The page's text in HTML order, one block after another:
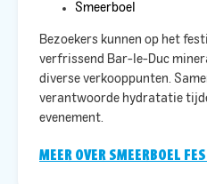
Smeerboel
Bezoekers kunnen op het
verfrissend Bar-le-Duc
diverse verkooppunten.
verantwoorde hydratatie
evenement.​
MEER OVER SMEERBOEL